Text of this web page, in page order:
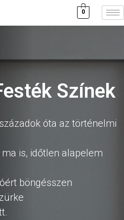
0
Színek
óta az történelmi
is, időtlen alapelem
böngésszen